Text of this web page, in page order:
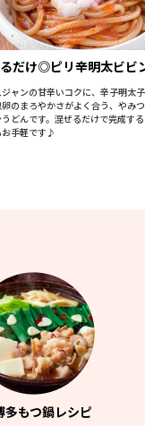
だけ◎ピリ辛明太ビビ
ジャンの甘辛いコクに、辛子明太
卵のまろやかさがよく合う、やみ
どんです。混ぜるだけで完成す
お手軽です♪
多もつ鍋レシピ